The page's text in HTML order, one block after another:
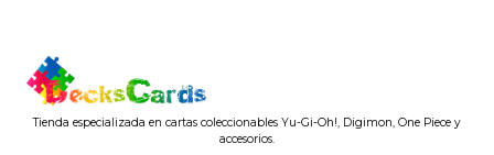
Tienda especializada en cartas coleccionables Yu-Gi-Oh!, Digimon, One Piece y
accesorios.